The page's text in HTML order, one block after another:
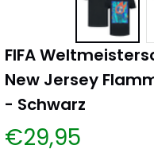
FIFA
New Jersey
- Schwarz
€29,95